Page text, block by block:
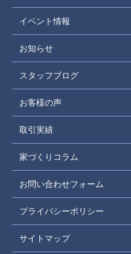
イベント情報
お知らせ
スタッフブログ
お客様の声
取引実績
家づくりコラム
お問い合わせフォーム
プライバシーポリシー
サイトマップ